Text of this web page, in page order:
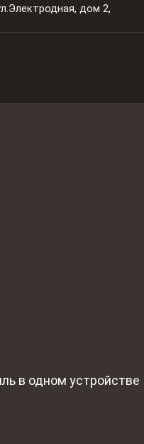
дом 2,
в одном устройстве